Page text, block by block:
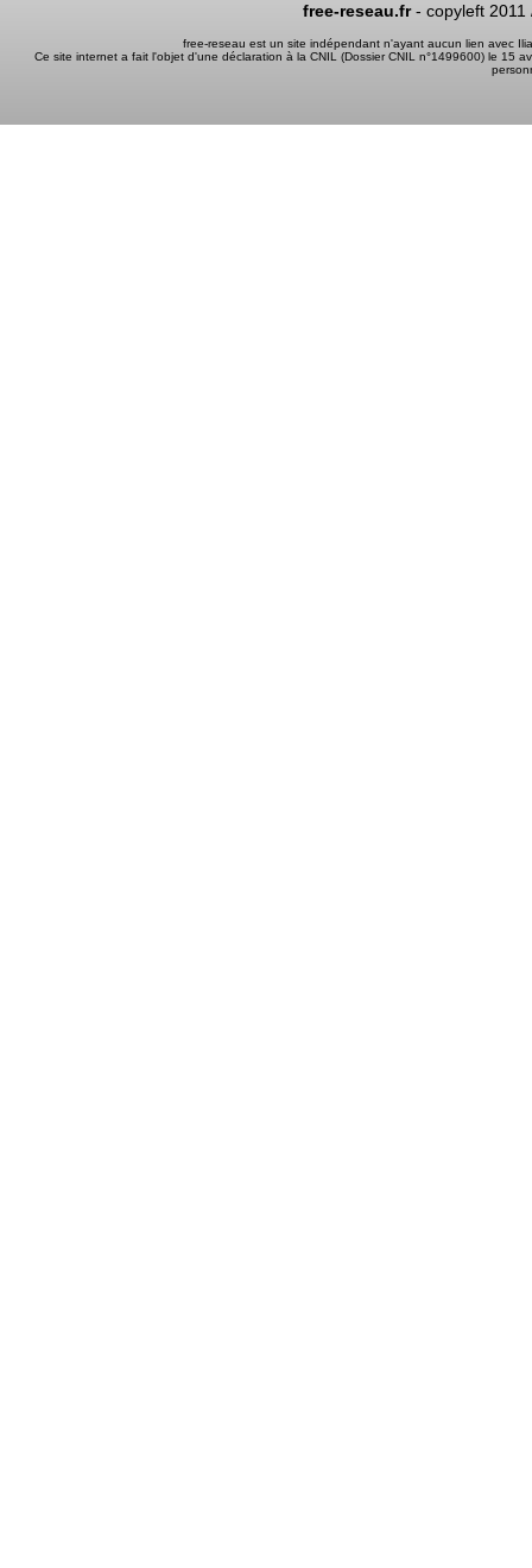
free-reseau.fr- copyleft 2011
free-reseau est un site indépendant n'ayant aucun lien avec
Ce site internet a fait l'objet d'une déclaration à la CNIL (Dossier CNIL n°1499600) le 15